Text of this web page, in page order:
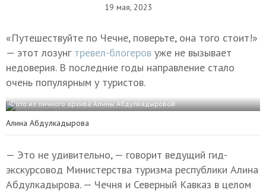
19 мая, 2023
«Путешествуйте по Чечне, поверьте, она того стоит!»
— этот лозунг тревел-блогеров уже не вызывает
недоверия. В последние годы направление стало
очень популярным у туристов.
Фото из личного архива Алины Абдулкадыровой
Алина Абдулкадырова
— Это не удивительно, — говорит ведущий гид-
экскурсовод Министерства туризма республики Алина
Абдулкадырова. — Чечня и Северный Кавказ в целом